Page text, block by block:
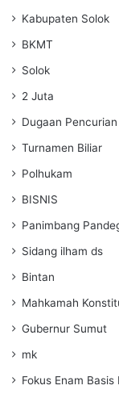
Kabupaten Solok
BKMT
Solok
2 Juta
Dugaan Pencurian
Turnamen Biliar
Polhukam
BISNIS
Panimbang
Sidang ilham ds
Bintan
Mahkamah
Gubernur Sumut
mk
Fokus Enam